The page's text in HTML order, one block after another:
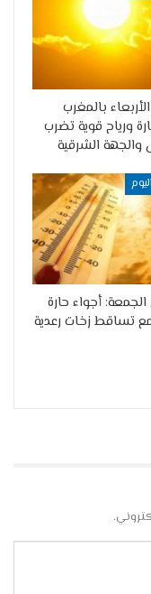
بالمغرب
ورياح قوية تضرب
الشرقية
أجواء حارة
تساقط زخات رعدية